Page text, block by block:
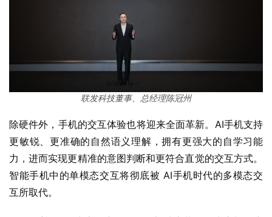
联发科技董事、总经理陈冠州
除硬件外，手机的交互体验也将迎来全面革新。AI手机支持
更敏锐、更准确的自然语义理解，拥有更强大的自学习能
力，进而实现更精准的意图判断和更符合直觉的交互方式。
智能手机中的单模态交互将彻底被 AI手机时代的多模态交
互所取代。